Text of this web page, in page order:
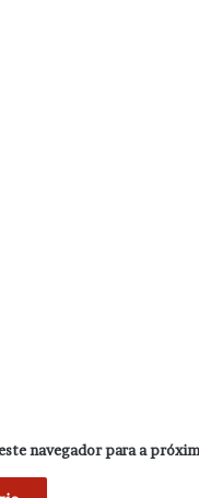
navegador para a